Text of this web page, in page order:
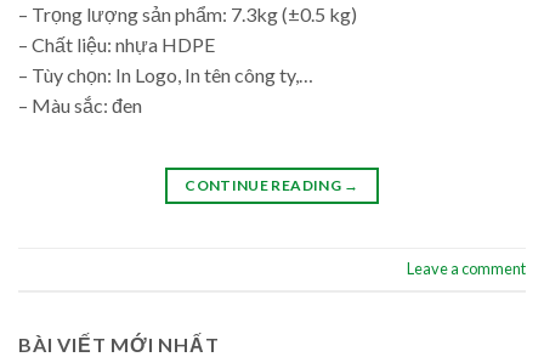
– Trọng lượng sản phẩm: 7.3kg (±0.5 kg)
– Chất liệu: nhựa HDPE
– Tùy chọn: In Logo, In tên công ty,…
– Màu sắc: đen
CONTINUE READING →
Leave a comment
BÀI VIẾT MỚI NHẤT